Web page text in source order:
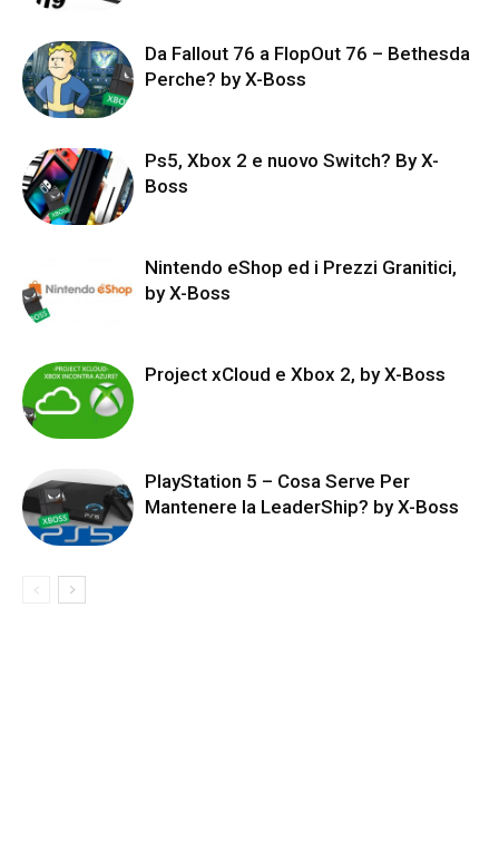
Da Fallout 76 a FlopOut 76 – Bethesda
Perche? by X-Boss
Ps5, Xbox 2 e nuovo Switch? By X-
Boss
Nintendo eShop ed i Prezzi Granitici,
by X-Boss
Project xCloud e Xbox 2, by X-Boss
PlayStation 5 – Cosa Serve Per
Mantenere la LeaderShip? by X-Boss